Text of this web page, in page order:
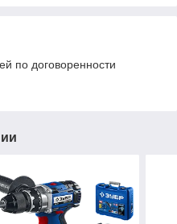
по договоренности